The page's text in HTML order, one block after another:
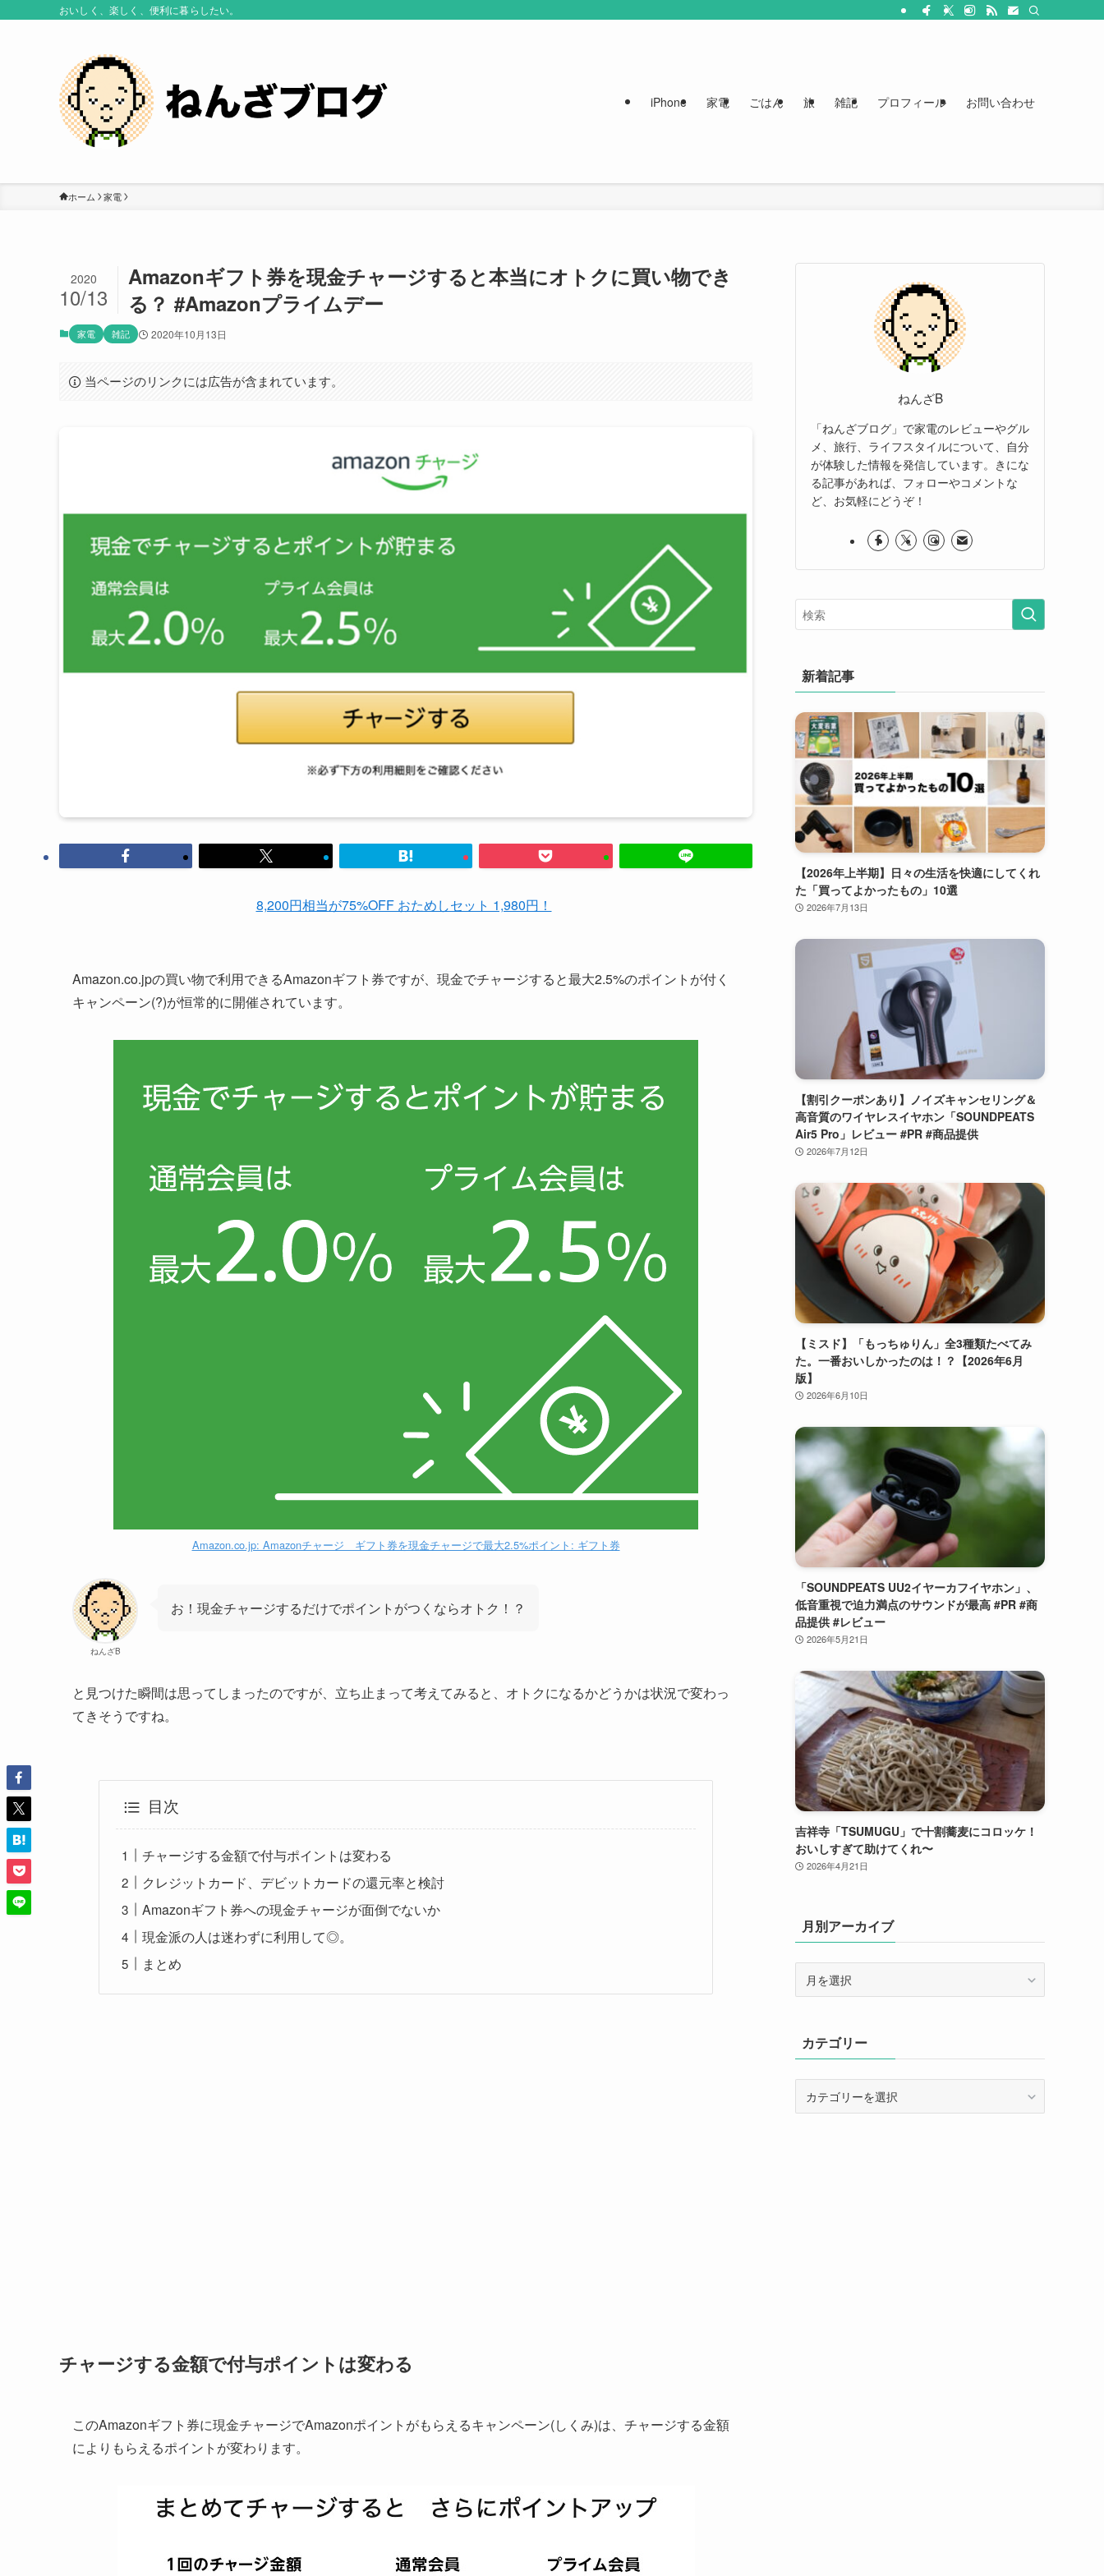
おいしく、楽しく、便利に暮らしたい。
iPhone 家電 ごはん 旅 雑記 プロフィール お問い合わせ
ホーム 家電
Amazonギフト券を現金チャージすると本当にオトクに買い物でき
る？ #Amazonプライムデー
2020
10/13
家電 雑記 2020年10月13日
当ページのリンクには広告が含まれています。
8,200円相当が75%OFF おためしセット 1,980円！
Amazon.co.jpの買い物で利用できるAmazonギフト券ですが、現金でチャージすると最大2.5%のポイントが付く
キャンペーン(?)が恒常的に開催されています。
Amazon.co.jp: Amazonチャージ ギフト券を現金チャージで最大2.5%ポイント: ギフト券
ねんざB
お！現金チャージするだけでポイントがつくならオトク！？
と見つけた瞬間は思ってしまったのですが、立ち止まって考えてみると、オトクになるかどうかは状況で変わっ
てきそうですね。
目次
チャージする金額で付与ポイントは変わる
クレジットカード、デビットカードの還元率と検討
Amazonギフト券への現金チャージが面倒でないか
現金派の人は迷わずに利用して◎。
まとめ
チャージする金額で付与ポイントは変わる
このAmazonギフト券に現金チャージでAmazonポイントがもらえるキャンペーン(しくみ)は、チャージする金額
によりもらえるポイントが変わります。
ねんざB
「ねんざブログ」で家電のレビューやグル
メ、旅行、ライフスタイルについて、自分
が体験した情報を発信しています。きにな
る記事があれば、フォローやコメントな
ど、お気軽にどうぞ！
新着記事
【2026年上半期】日々の生活を快適にしてくれ
た「買ってよかったもの」10選
2026年7月13日
【割引クーポンあり】ノイズキャンセリング＆
高音質のワイヤレスイヤホン「SOUNDPEATS
Air5 Pro」レビュー #PR #商品提供
2026年7月12日
【ミスド】「もっちゅりん」全3種類たべてみ
た。一番おいしかったのは！？【2026年6月
版】
2026年6月10日
「SOUNDPEATS UU2イヤーカフイヤホン」、
低音重視で迫力満点のサウンドが最高 #PR #商
品提供 #レビュー
2026年5月21日
吉祥寺「TSUMUGU」で十割蕎麦にコロッケ！
おいしすぎて助けてくれ〜
2026年4月21日
月別アーカイブ
カ
イ
ブ
カテゴリー